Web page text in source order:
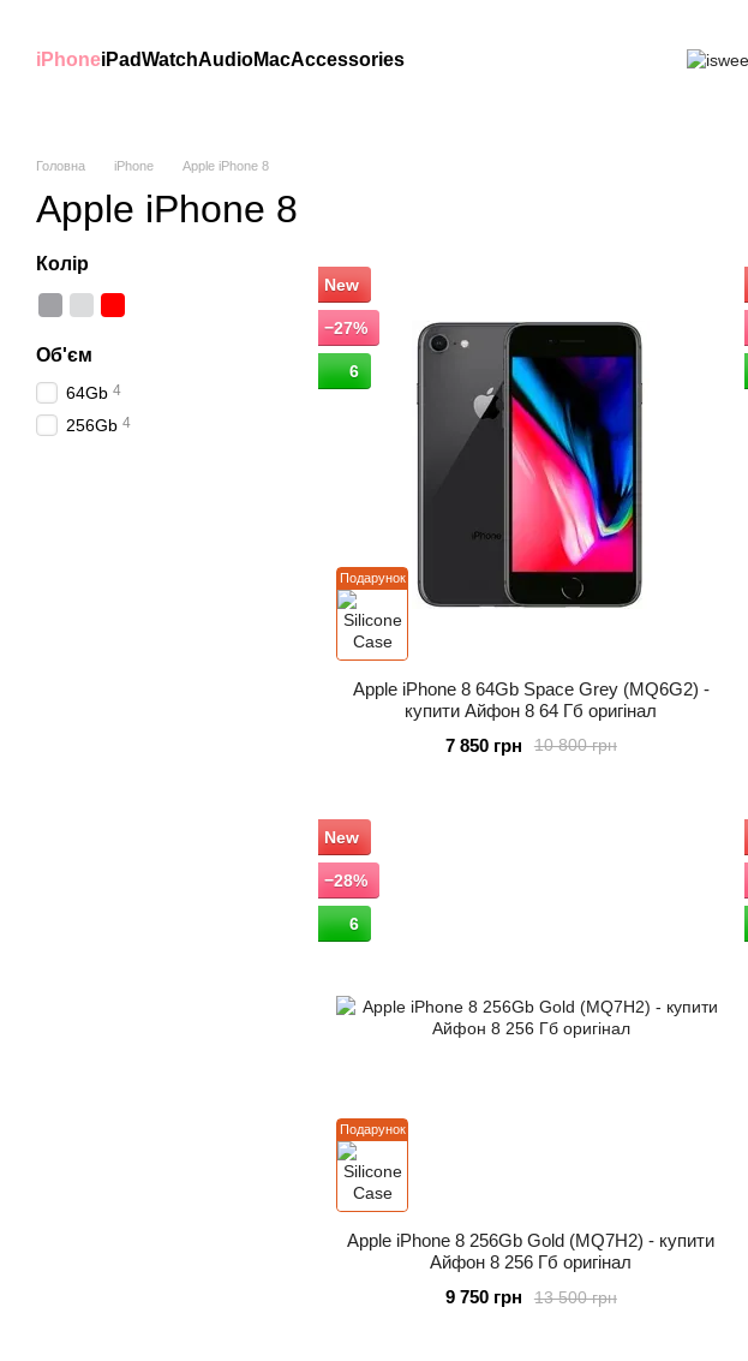
iPhoneiPadWatchAudioMacAccessories
Головна iPhone Apple iPhone 8
Apple iPhone 8
Подарунок
New
−27%
6
Apple iPhone 8 64Gb Space Grey (MQ6G2) -
купити Айфон 8 64 Гб оригінал
10 800 грн
7 850 грн
Подарунок
New
−28%
6
Apple iPhone 8 256Gb Gold (MQ7H2) - купити
Айфон 8 256 Гб оригінал
13 500 грн
9 750 грн
Колір
Об'єм
64Gb 4
256Gb 4